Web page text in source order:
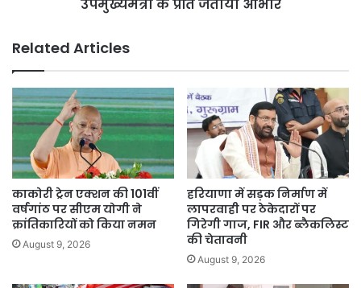
उपमुख्यमंत्री के प्रति जताया आभार
Related Articles
काकोरी ट्रेन एक्शन की 101वीं
वर्षगांठ पर सीएम योगी ने
क्रांतिकारियों को किया नमन
August 9, 2026
हरियाणा में सड़क निर्माण में
लापरवाही पर ठेकेदारों पर
गिरेगी गाज, FIR और ब्लैकलिस्ट
की चेतावनी
August 9, 2026